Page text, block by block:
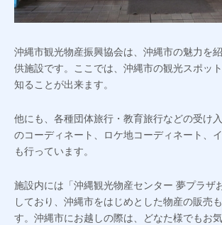
沖縄市観光物産振興協会は、沖縄市の魅力を
供施設です。ここでは、沖縄市の観光スポッ
知ることが出来ます。
他にも、各種団体旅行・教育旅行などの受け
のコーディネート、ロケ地コーディネート、
も行っています。
施設内には「沖縄観光物産センター 夢プラザ
しており、沖縄市をはじめとした物産の販売
す。沖縄市にお越しの際は、どなた様でもお